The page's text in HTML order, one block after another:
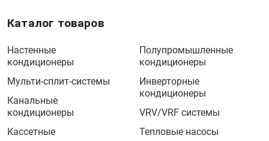
Каталог товаров
Настенные
кондиционеры
Мульти-сплит-системы
Канальные
кондиционеры
Кассетные
Полупромышленные
кондиционеры
Инверторные
кондиционеры
VRV/VRF системы
Тепловые насосы